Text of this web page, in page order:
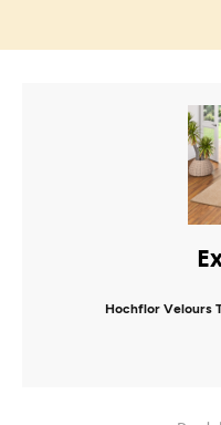
Hochflor Velours